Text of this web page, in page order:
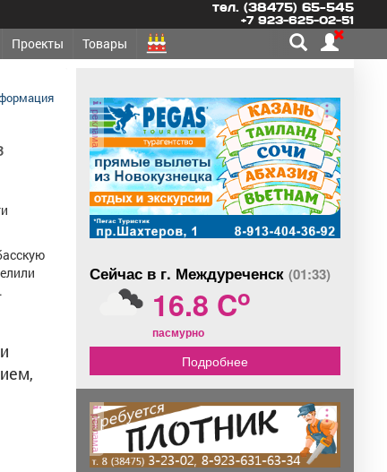
тел. (38475) 65-545
+7 923-625-02-51
Проекты Товары
реклама
Сейчас в г. Междуреченск (01:33)
16.8 Co
пасмурно
Подробнее
реклама